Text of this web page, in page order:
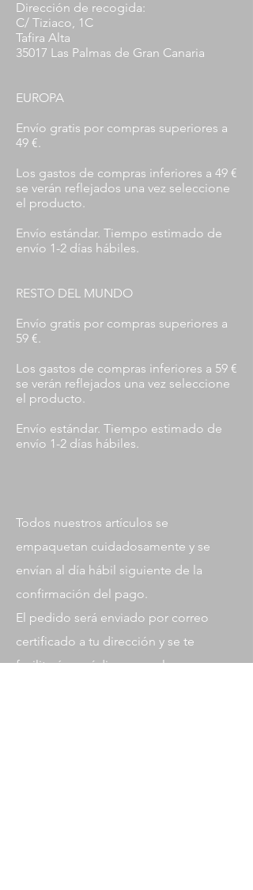
Dirección de recogida:
C/ Tiziaco, 1C
Tafira Alta
35017 Las Palmas de Gran Canaria
EUROPA
Envío gratis por compras superiores a
49 €.
Los gastos de compras inferiores a 49 €
se verán reflejados una vez seleccione
el producto.
Envío estándar. Tiempo estimado de
envío 1-2 días hábiles.
RESTO DEL MUNDO
Envío gratis por compras superiores a
59 €.
Los gastos de compras inferiores a 59 €
se verán reflejados una vez seleccione
el producto.
Envío estándar. Tiempo estimado de
envío 1-2 días hábiles.
Todos nuestros artículos se
empaquetan cuidadosamente y se
envían al día hábil siguiente de la
confirmación del pago.
El pedido será enviado por correo
certificado a tu dirección y se te
facilitará un código para el